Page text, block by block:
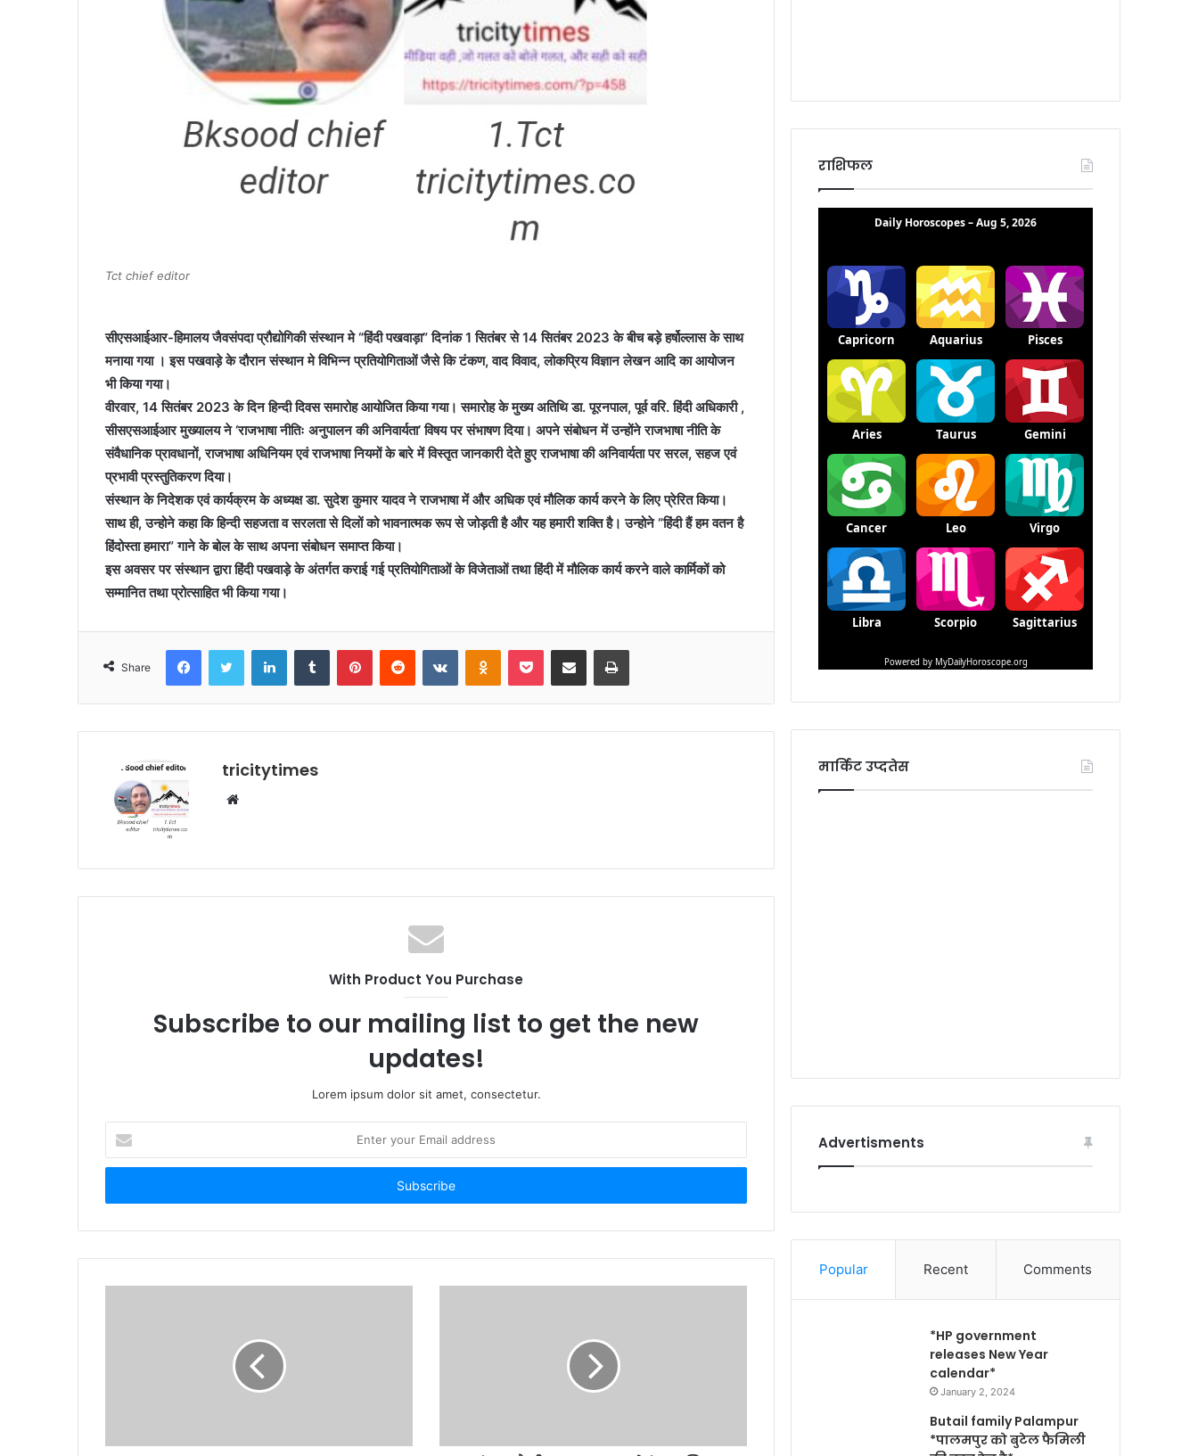
Tct chief editor
सीएसआईआर-हिमालय जैवसंपदा प्रौद्योगिकी संस्‍थान मे “हिंदी पखवाड़ा” दिनांक 1 सितंबर से 14 सितंबर 2023 के बीच बड़े हर्षोल्लास के साथ
मनाया गया ।इस पखवाड़े के दौरान संस्थान मे विभिन्न प्रतियोगिताओं जैसे कि टंकण, वाद विवाद, लोकप्रिय विज्ञान लेखन आदि का आयोजन
भी किया गया।
वीरवार, 14 सितंबर 2023 के दिन हिन्दी दिवस समारोह आयोजित किया गया। समारोह के मुख्य अतिथि डा. पूरनपाल, पूर्व वरि. हिंदी अधिकारी ,
सीसएसआईआर मुख्यालय ने ‘राजभाषा नीतिः अनुपालन की अनिवार्यता’ विषय पर संभाषण दिया। अपने संबोधन में उन्होंने राजभाषा नीति के
संवैधानिक प्रावधानों, राजभाषा अधिनियम एवं राजभाषा नियमों के बारे में विस्तृत जानकारी देते हुए राजभाषा की अनिवार्यता पर सरल, सहज एवं
प्रभावी प्रस्तुतिकरण दिया।
संस्थान के निदेशक एवं कार्यक्रम के अध्यक्ष डा. सुदेश कुमार यादव ने राजभाषा में और अधिक एवं मौलिक कार्य करने के लिए प्रेरित किया।
साथ ही, उन्होने कहा कि हिन्दी सहजता व सरलता से दिलों को भावनात्मक रूप से जोड़ती है और यह हमारी शक्ति है। उन्होने “हिंदी हैं हम वतन है
हिंदोस्ता हमारा” गाने के बोल के साथ अपना संबोधन समाप्त किया।
इस अवसर पर संस्थान द्वारा हिंदी पखवाड़े के अंतर्गत कराई गई प्रतियोगिताओं के विजेताओं तथा हिंदी में मौलिक कार्य करने वाले कार्मिकों को
सम्मानित तथा प्रोत्साहित भी किया गया।
Share
FacebookTwitter LinkedInTumblr PinterestReddit VKontakteOdnoklassniki
Pocket Share via Email Print
tricitytimes
Website
With Product You Purchase
Subscribe to our mailing list to get the new
updates!
Lorem ipsum dolor sit amet, consectetur.
your
Email
राशिफल
मार्किट उप्दतेस
Advertisments
Popular Recent Comments
*HP government
releases New Year
calendar*
January 2, 2024
Butail family Palampur
*पालमपुर को बुटेल फैमिली